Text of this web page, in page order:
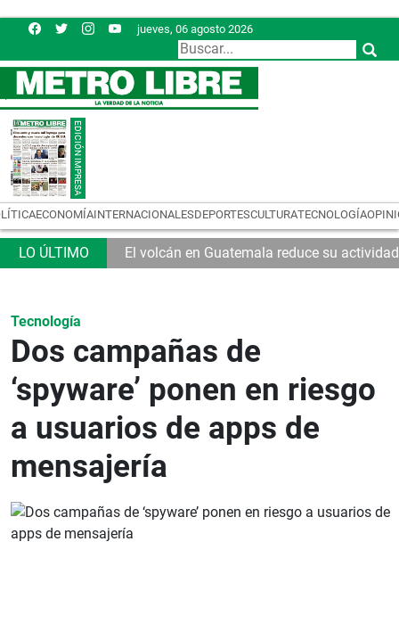
jueves, 06 agosto 2026
ECONOMÍAINTERNACIONALESDEPORTESCULTURATECNOLOGÍA
El volcán en Guatemala reduce su
Tecnología
Dos campañas de
‘spyware’ ponen en riesgo
a usuarios de apps de
mensajería